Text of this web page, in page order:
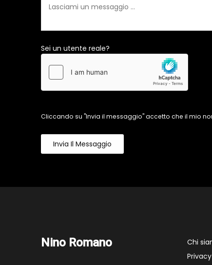
Sei un utente reale?
Cliccando su "Invia il messaggio" accetto che il mio
Invia Il Messaggio
Nino Romano
Chi